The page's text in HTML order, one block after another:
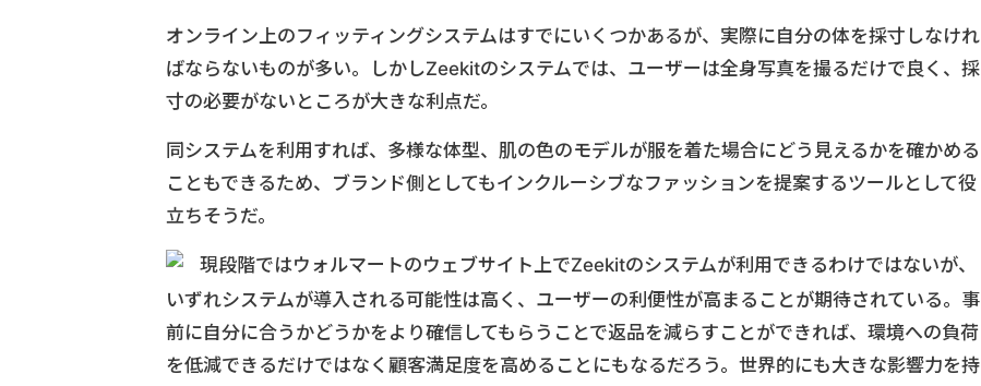
オンライン上のフィッティングシステムはすでにいくつかあるが、実際に自分の体を採寸しなけれ
ばならないものが多い。しかしZeekitのシステムでは、ユーザーは全身写真を撮るだけで良く、採
寸の必要がないところが大きな利点だ。
同システムを利用すれば、多様な体型、肌の色のモデルが服を着た場合にどう見えるかを確かめる
こともできるため、ブランド側としてもインクルーシブなファッションを提案するツールとして役
立ちそうだ。
現段階ではウォルマートのウェブサイト上でZeekitのシステムが利用できるわけではないが、
いずれシステムが導入される可能性は高く、ユーザーの利便性が高まることが期待されている。事
前に自分に合うかどうかをより確信してもらうことで返品を減らすことができれば、環境への負荷
を低減できるだけではなく顧客満足度を高めることにもなるだろう。世界的にも大きな影響力を持